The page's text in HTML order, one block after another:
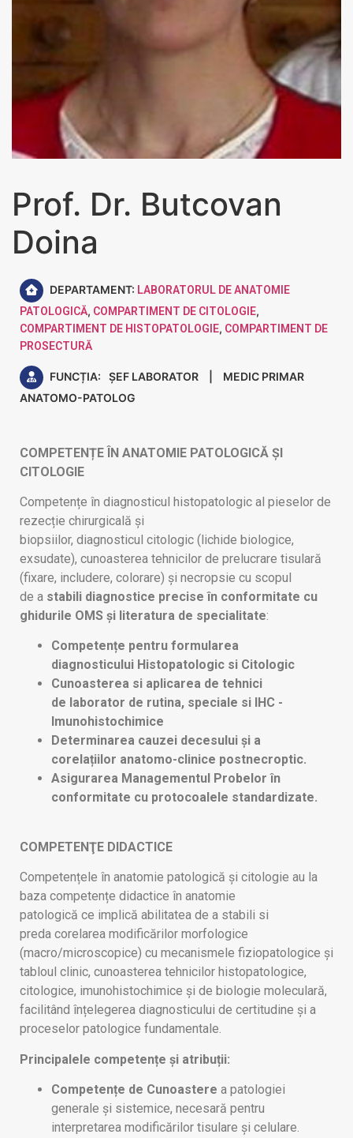
Prof. Dr. Butcovan
Doina
DEPARTAMENT: LABORATORUL DE ANATOMIE
PATOLOGICĂ, COMPARTIMENT DE CITOLOGIE,
COMPARTIMENT DE HISTOPATOLOGIE, COMPARTIMENT DE
PROSECTURĂ
FUNCȚIA: ȘEF LABORATOR
MEDIC PRIMAR
ANATOMO-PATOLOG
COMPETENȚE ÎN ANATOMIE PATOLOGICĂ ȘI
CITOLOGIE
Competențe în diagnosticul histopatologic al pieselor de
rezecție chirurgicală și
biopsiilor, diagnosticul citologic (lichide biologice,
exsudate), cunoasterea tehnicilor de prelucrare tisulară
(fixare, includere, colorare) și necropsie cu scopul
de a stabili diagnostice precise în conformitate cu
ghidurile OMS și literatura de specialitate:
Competențe pentru formularea
diagnosticului Histopatologic si Citologic
Cunoasterea si aplicarea de tehnici
de laborator de rutina, speciale si IHC -
Imunohistochimice
Determinarea cauzei decesului și a
corelațiilor anatomo-clinice postnecroptic.
Asigurarea Managementul Probelor în
conformitate cu protocoalele standardizate.
COMPETENŢE DIDACTICE
Competențele în anatomie patologică și citologie au la
baza competențe didactice în anatomie
patologică ce implică abilitatea de a stabili si
preda corelarea modificărilor morfologice
(macro/microscopice) cu mecanismele fiziopatologice și
tabloul clinic, cunoasterea tehnicilor histopatologice,
citologice, imunohistochimice și de biologie moleculară,
facilitând înțelegerea diagnosticului de certitudine și a
proceselor patologice fundamentale.
Principalele competențe și atribuții:
Competențe de Cunoastere a patologiei
generale și sistemice, necesară pentru
interpretarea modificărilor tisulare și celulare.